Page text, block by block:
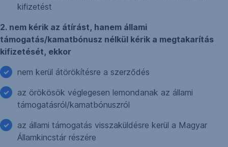
kifizetést
2. nem kérik az átírást, hanem állami
támogatás/kamatbónusz nélkül kérik a megtakarítás
kifizetését, ekkor
nem kerül átörökítésre a szerződés
az örökösök véglegesen lemondanak az állami
támogatásról/kamatbónuszról
az állami támogatás visszaküldésre kerül a Magyar
Államkincstár részére